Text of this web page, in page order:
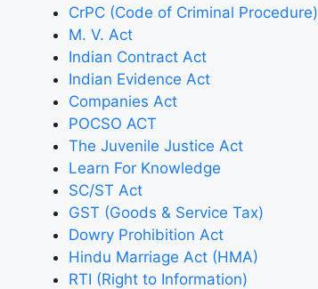
CrPC (Code of Criminal Procedure)
M. V. Act
Indian Contract Act
Indian Evidence Act
Companies Act
POCSO ACT
The Juvenile Justice Act
Learn For Knowledge
SC/ST Act
GST (Goods & Service Tax)
Dowry Prohibition Act
Hindu Marriage Act (HMA)
RTI (Right to Information)